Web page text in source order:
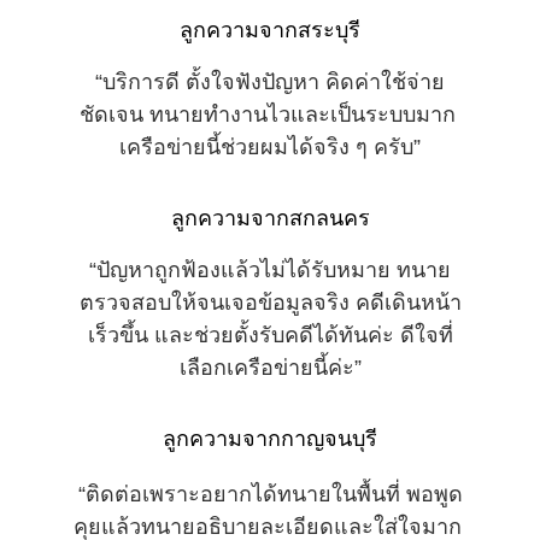
ลูกความจากสระบุรี
“บริการดี ตั้งใจฟังปัญหา คิดค่าใช้จ่าย
ชัดเจน ทนายทำงานไวและเป็นระบบมาก
เครือข่ายนี้ช่วยผมได้จริง ๆ ครับ”
ลูกความจากสกลนคร
“ปัญหาถูกฟ้องแล้วไม่ได้รับหมาย ทนาย
ตรวจสอบให้จนเจอข้อมูลจริง คดีเดินหน้า
เร็วขึ้น และช่วยตั้งรับคดีได้ทันค่ะ ดีใจที่
เลือกเครือข่ายนี้ค่ะ”
ลูกความจากกาญจนบุรี
“ติดต่อเพราะอยากได้ทนายในพื้นที่ พอพูด
คุยแล้วทนายอธิบายละเอียดและใส่ใจมาก